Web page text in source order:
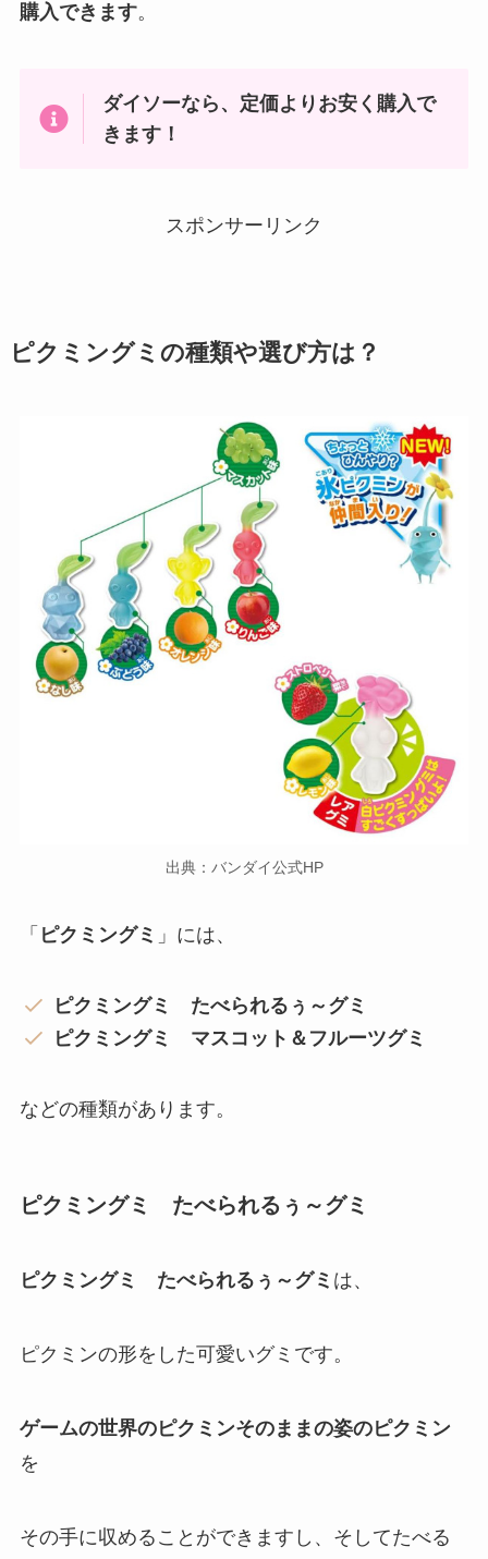
購入できます。
ダイソーなら、定価よりお安く購入で
きます！
スポンサーリンク
ピクミングミの種類や選び方は？
出典：バンダイ公式HP
「 ピクミングミ 」には、
ピクミングミ たべられるぅ～グミ
ピクミングミ マスコット＆フルーツグミ
などの種類があります。
ピクミングミ たべられるぅ～グミ
ピクミングミ たべられるぅ～グミ は、
ピクミンの形をした可愛いグミです。
ゲームの世界のピクミンそのままの姿のピクミン
を
その手に収めることができますし、そしてたべる